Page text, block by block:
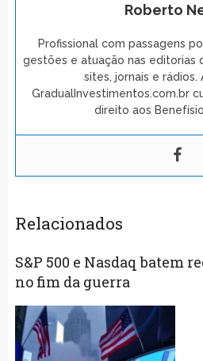
Roberto
Profissional com passagens
gestões e atuação nas editorias
sites, jornais e rádios.
GradualInvestimentos.com.br
direito aos
Relacionados
S&P 500 e Nasdaq batem
no fim da guerra